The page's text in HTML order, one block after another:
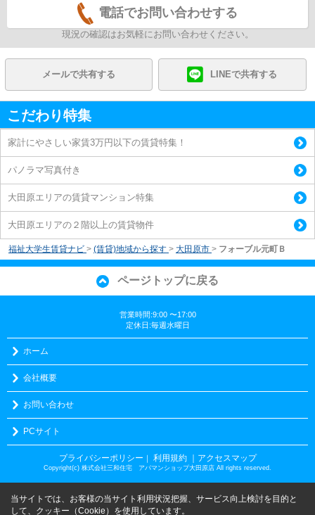
電話でお問い合わせする
現況の確認はお気軽にお問い合わせください。
メールで共有する LINEで共有する
こだわり特集
家計にやさしい家賃3万円以下の賃貸特集！
パノラマ写真付き
大田原エリアの賃貸マンション特集
大田原エリアの２階以上の賃貸物件
福祉大学生賃貸ナビ > (賃貸)地域から探す > 大田原市 > フォーブル元町Ｂ
ページトップに戻る
営業時間:9:00 〜17:00
定休日:毎週水曜日
ホーム
会社概要
お問い合わせ
PCサイト
プライバシーポリシー ｜ 利用規約 ｜アクセスマップ
Copyright(c) 株式会社三和住宅 アパマンショップ大田原店 All rights reserved.
当サイトでは、お客様の当サイト利用状況把握、サービス向上検討を目的と
して、クッキー（Cookie）を使用しています。